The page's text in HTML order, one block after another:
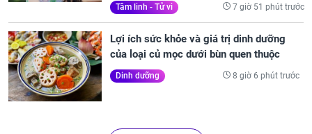
Tâm linh - Tử vi 7 giờ 51 phút trước
Lợi ích sức khỏe và giá trị dinh dưỡng
của loại củ mọc dưới bùn quen thuộc
Dinh dưỡng 8 giờ 6 phút trước